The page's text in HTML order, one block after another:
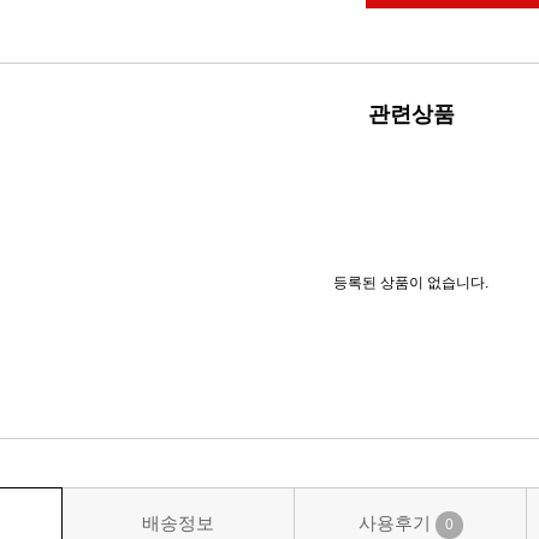
관련상품
등록된 상품이 없습니다.
배송정보 사용후기 0